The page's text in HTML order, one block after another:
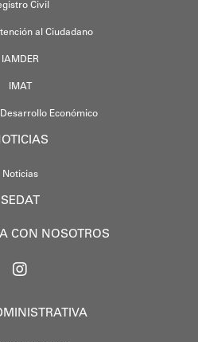
Civil
al Ciudadano
IAMDER
IMAT
Económico
Noticias
SEDAT
CON NOSOTROS